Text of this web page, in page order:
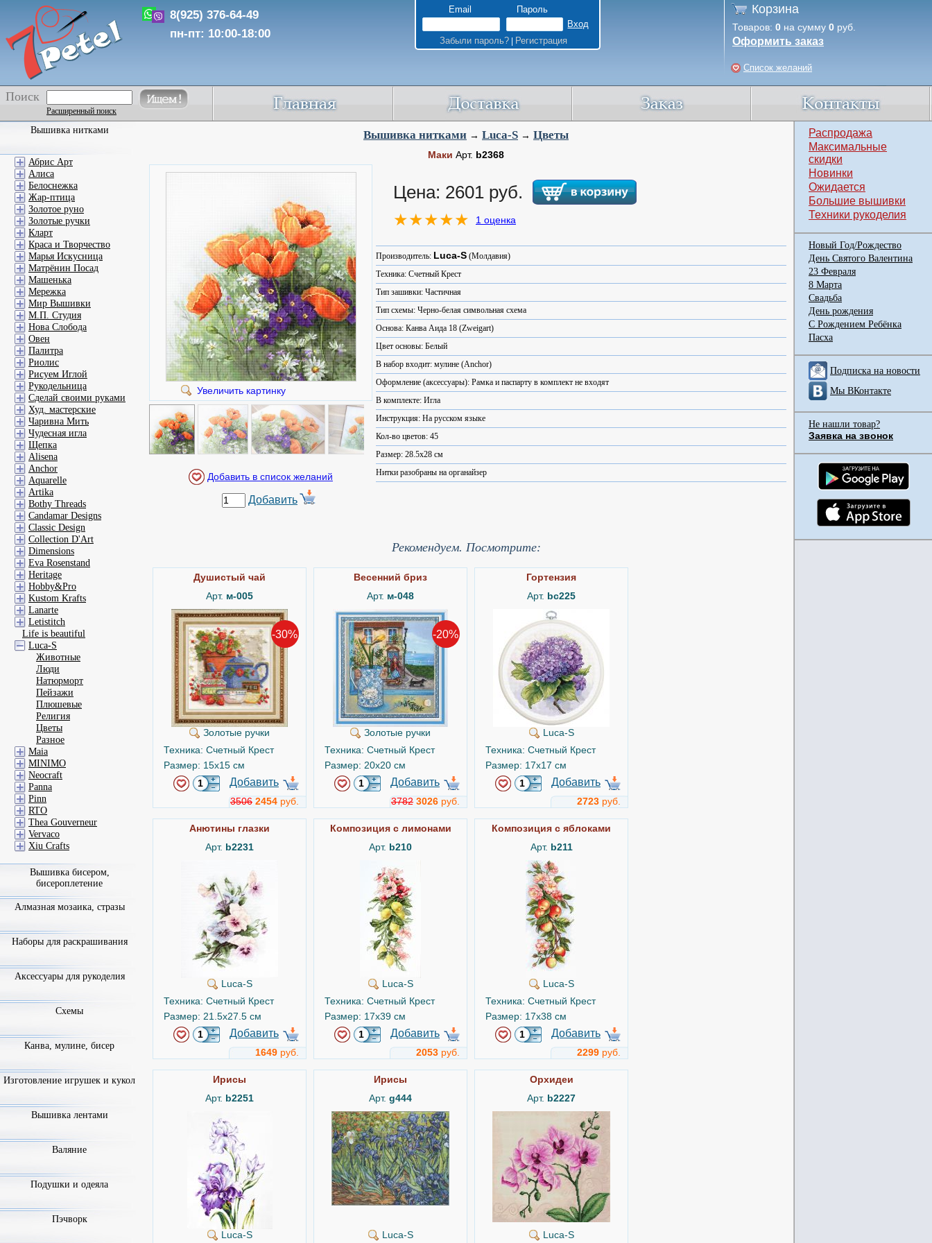
8(925) 376-64-49
пн-пт: 10:00-18:00
Email Пароль
Забыли пароль?| Регистрация
Корзина
Товаров: 0 на сумму 0 руб.
Оформить заказ
Список желаний
Поиск
Расширенный поиск
Вышивка нитками → Luca-S → Цветы
Маки Арт. b2368
Увеличить картинку
Добавить
Цена: 2601 руб.
1 оценка
Производитель: Luca-S (Молдавия)
Техника: Счетный Крест
Тип зашивки: Частичная
Тип схемы: Черно-белая символьная схема
Основа: Канва Аида 18 (Zweigart)
Цвет основы: Белый
В набор входит: мулине (Anchor)
Оформление (аксессуары): Рамка и паспарту в комплект не входят
В комплекте: Игла
Инструкция: На русском языке
Кол-во цветов: 45
Размер: 28.5x28 см
Нитки разобраны на органайзер
Рекомендуем. Посмотрите:
Душистый чай
Арт. м-005
-30%
Золотые ручки
Техника: Счетный Крест
Размер: 15x15 см
Добавить
3506 2454 руб.
Весенний бриз
Арт. м-048
-20%
Золотые ручки
Техника: Счетный Крест
Размер: 20x20 см
Добавить
3782 3026 руб.
Гортензия
Арт. bc225
Luca-S
Техника: Счетный Крест
Размер: 17x17 см
Добавить
2723 руб.
Анютины глазки
Арт. b2231
Luca-S
Техника: Счетный Крест
Размер: 21.5x27.5 см
Добавить
1649 руб.
Композиция с лимонами
Арт. b210
Luca-S
Техника: Счетный Крест
Размер: 17x39 см
Добавить
2053 руб.
Композиция с яблоками
Арт. b211
Luca-S
Техника: Счетный Крест
Размер: 17x38 см
Добавить
2299 руб.
Ирисы
Арт. b2251
Luca-S
Ирисы
Арт. g444
Luca-S
Орхидеи
Арт. b2227
Luca-S
Вышивка нитками
Абрис Арт
Алиса
Белоснежка
Жар-птица
Золотое руно
Золотые ручки
Кларт
Краса и Творчество
Марья Искусница
Матрёнин Посад
Машенька
Мережка
Мир Вышивки
М.П. Студия
Нова Слобода
Овен
Палитра
Риолис
Рисуем Иглой
Рукодельница
Сделай своими руками
Худ. мастерские
Чаривна Мить
Чудесная игла
Щепка
Alisena
Anchor
Aquarelle
Artika
Bothy Threads
Candamar Designs
Classic Design
Collection D'Art
Dimensions
Eva Rosenstand
Heritage
Hobby&Pro
Kustom Krafts
Lanarte
Letistitch
Life is beautiful
Luca-S
Животные
Люди
Натюрморт
Пейзажи
Плюшевые
Религия
Цветы
Разное
Maia
MINIMO
Neocraft
Panna
Pinn
RTO
Thea Gouverneur
Vervaco
Xiu Crafts
Вышивка бисером,
бисероплетение
Алмазная мозаика, стразы
Наборы для раскрашивания
Аксессуары для рукоделия
Схемы
Канва, мулине, бисер
Изготовление игрушек и кукол
Вышивка лентами
Валяние
Подушки и одеяла
Пэчворк
Распродажа
Максимальные
скидки
Новинки
Ожидается
Большие вышивки
Техники рукоделия
Новый Год/Рождество
День Святого Валентина
23 Февраля
8 Марта
Свадьба
День рождения
С Рождением Ребёнка
Пасха
Подписка на новости
Мы ВКонтакте
Не нашли товар?
Заявка на звонок